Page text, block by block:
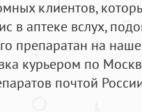
клиентов,
в аптеке вслух,
препаратан на
курьером по
почтой